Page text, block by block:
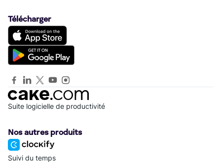
Télécharger
Suite logicielle de productivité
Nos autres produits
Suivi du temps